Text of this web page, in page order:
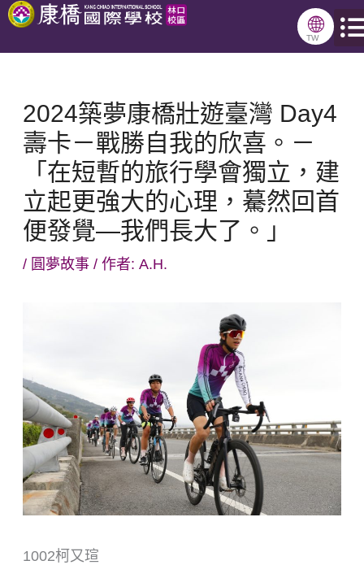
跳
🌐
TW
2024築夢康橋壯遊臺灣 Day4
壽卡－戰勝自我的欣喜。－
「在短暫的旅行學會獨立，建
立起更強大的心理，驀然回首
便發覺—我們長大了。」
/ 圓夢故事/ 作者: A.H.
1002柯又瑄